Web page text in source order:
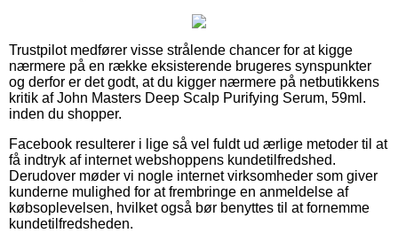
Trustpilot medfører visse strålende chancer for at kigge
nærmere på en række eksisterende brugeres synspunkter
og derfor er det godt, at du kigger nærmere på netbutikkens
kritik af John Masters Deep Scalp Purifying Serum, 59ml.
inden du shopper.
Facebook resulterer i lige så vel fuldt ud ærlige metoder til at
få indtryk af internet webshoppens kundetilfredshed.
Derudover møder vi nogle internet virksomheder som giver
kunderne mulighed for at frembringe en anmeldelse af
købsoplevelsen, hvilket også bør benyttes til at fornemme
kundetilfredsheden.